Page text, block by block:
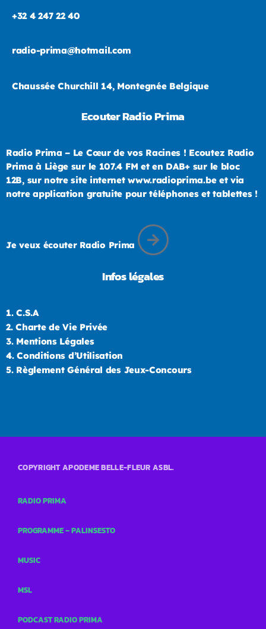
+32 4 247 22 40
radio-prima@hotmail.com
Chaussée Churchill 14, Montegnée Belgique
Ecouter Radio Prima
Radio Prima – Le Cœur de vos Racines ! Ecoutez Radio
Prima à Liège sur le 107.4 FM et en DAB+ sur le bloc
12B, sur notre site internet www.radioprima.be et via
notre application gratuite pour téléphones et tablettes !
Je veux écouter Radio Prima
Infos légales
1. C.S.A
2. Charte de Vie Privée
3. Mentions Légales
4. Conditions d’Utilisation
5. Règlement Général des Jeux-Concours
COPYRIGHT APODEME BELLE-FLEUR ASBL.
RADIO PRIMA
PROGRAMME – PALINSESTO
MUSIC
MSL
PODCAST RADIO PRIMA